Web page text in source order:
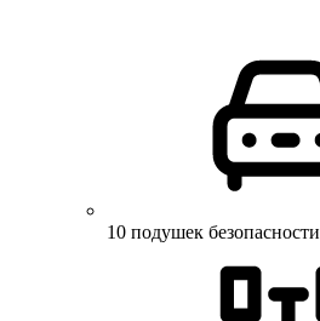
10 подушек безопасности